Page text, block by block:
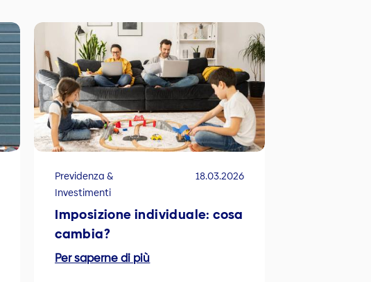
Previdenza &
Investimenti
18.03.2026
Imposizione individuale: cosa
cambia?
Per saperne di più